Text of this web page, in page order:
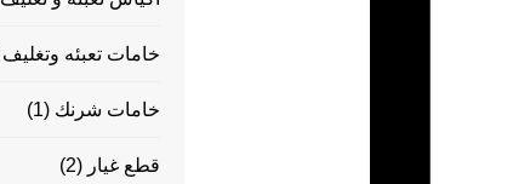
خامات تعبئه وتغليف
خامات شرنك (1)
قطع غيار (2)